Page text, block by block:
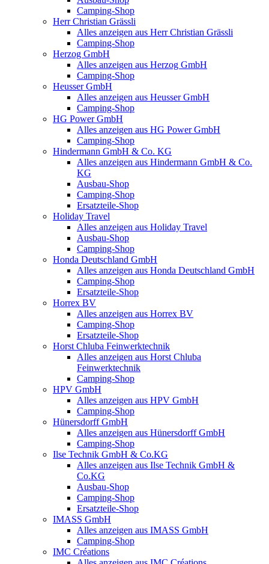
Camping-Shop
Herr Christian Grässli
Alles anzeigen aus Herr Christian Grässli
Camping-Shop
Herzog GmbH
Alles anzeigen aus Herzog GmbH
Camping-Shop
Heusser GmbH
Alles anzeigen aus Heusser GmbH
Camping-Shop
HG Power GmbH
Alles anzeigen aus HG Power GmbH
Camping-Shop
Hindermann GmbH & Co. KG
Alles anzeigen aus Hindermann GmbH & Co.
KG
Ausbau-Shop
Camping-Shop
Ersatzteile-Shop
Holiday Travel
Alles anzeigen aus Holiday Travel
Ausbau-Shop
Camping-Shop
Honda Deutschland GmbH
Alles anzeigen aus Honda Deutschland GmbH
Camping-Shop
Ersatzteile-Shop
Horrex BV
Alles anzeigen aus Horrex BV
Camping-Shop
Ersatzteile-Shop
Horst Chluba Feinwerktechnik
Alles anzeigen aus Horst Chluba
Feinwerktechnik
Camping-Shop
HPV GmbH
Alles anzeigen aus HPV GmbH
Camping-Shop
Hünersdorff GmbH
Alles anzeigen aus Hünersdorff GmbH
Camping-Shop
Ilse Technik GmbH & Co.KG
Alles anzeigen aus Ilse Technik GmbH &
Co.KG
Ausbau-Shop
Camping-Shop
Ersatzteile-Shop
IMASS GmbH
Alles anzeigen aus IMASS GmbH
Camping-Shop
IMC Créations